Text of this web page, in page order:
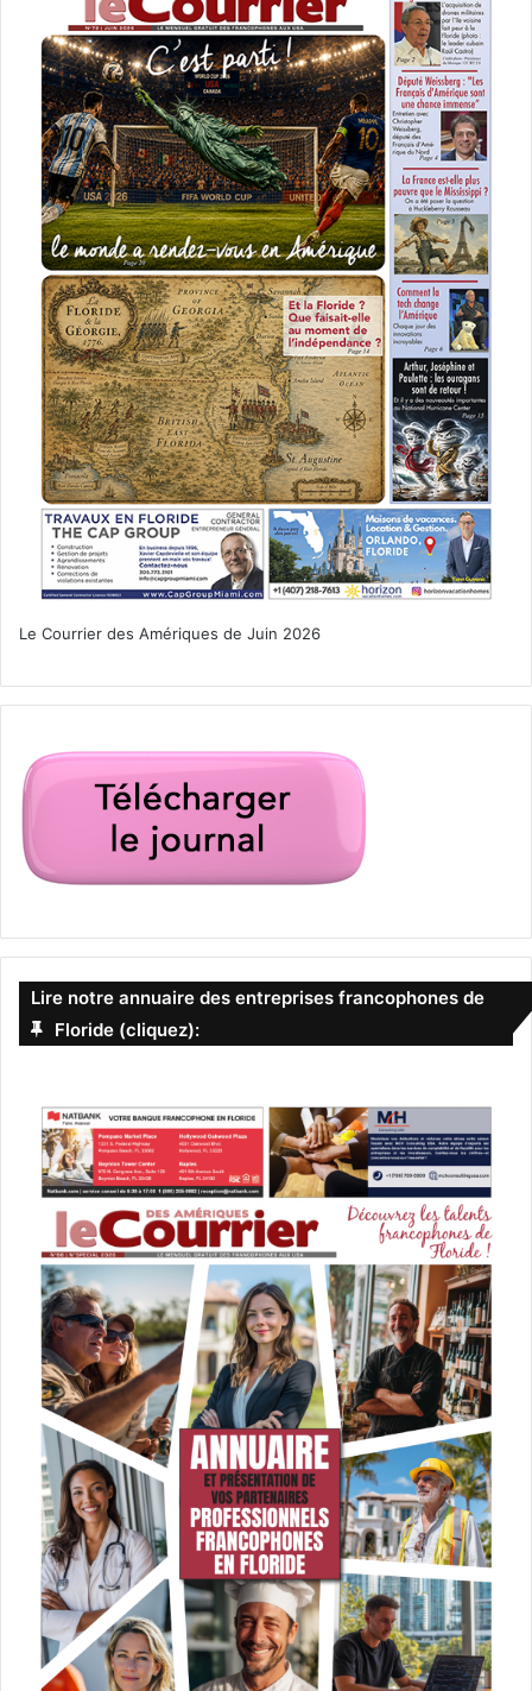
Le Courrier des Amériques de Juin 2026
Lire notre annuaire des entreprises francophones de
Floride (cliquez):